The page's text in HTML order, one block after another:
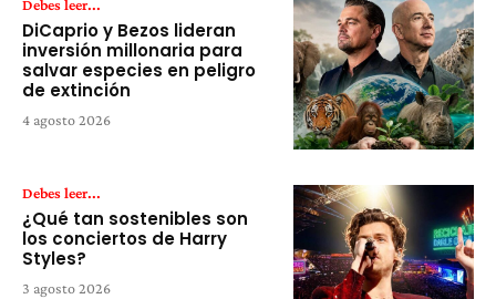
Debes leer...
DiCaprio y Bezos lideran
inversión millonaria para
salvar especies en peligro
de extinción
4 agosto 2026
Debes leer...
¿Qué tan sostenibles son
los conciertos de Harry
Styles?
3 agosto 2026